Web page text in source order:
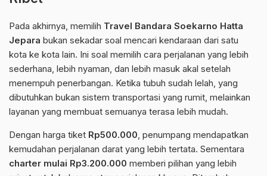
Pada akhirnya, memilih Travel Bandara Soekarno Hatta
Jepara bukan sekadar soal mencari kendaraan dari satu
kota ke kota lain. Ini soal memilih cara perjalanan yang lebih
sederhana, lebih nyaman, dan lebih masuk akal setelah
menempuh penerbangan. Ketika tubuh sudah lelah, yang
dibutuhkan bukan sistem transportasi yang rumit, melainkan
layanan yang membuat semuanya terasa lebih mudah.
Dengan harga tiket Rp500.000, penumpang mendapatkan
kemudahan perjalanan darat yang lebih tertata. Sementara
charter mulai Rp3.200.000 memberi pilihan yang lebih